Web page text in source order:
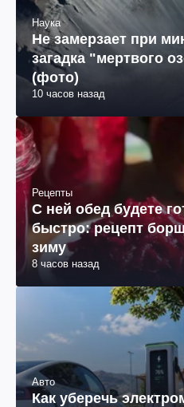
Наука
Не замерзает при
загадка "мертвого
(фото)
10 часов назад
Рецепты
С ней обед будете
быстро: рецепт
зиму
8 часов назад
Авто
Как уберечь